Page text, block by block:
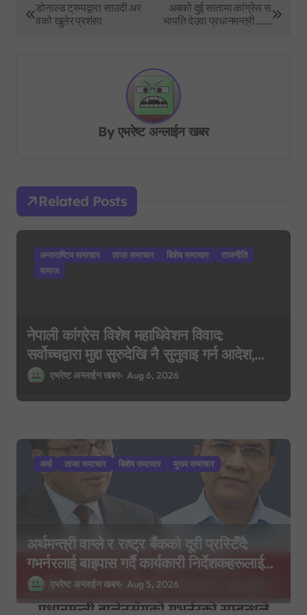
g
t
डोनाल्ड ट्रम्पद्वारा साउदी अर
वको खुलेर प्रशंसा
अबको दुई सातामा कांग्रेस स
भापति देउवा प्रधानमन्त्री……
Byएभरेष्ट अन्लाईन खबर
Related Posts
अन्तराष्टिय समाचार ताजा समाचार बिशेष समाचार
राजनीति
समाज
नेपाली कांग्रेस विशेष महाधिवेशन विवाद:
सर्वोच्चद्वारा मुद्दा सुरुदेखि नै सुनुवाइ गर्न आदेश,
पुरानो फैसला पुनरावलोकन हुने
एभरेष्ट अन्लाईन खबर Aug 6, 2026
अर्थ ताजा समाचार बिशेष समाचार मुख्य समाचार
अर्थमन्त्री वाग्ले र राष्ट्र बैंकको दूरी प्रस्टिँदै:
गभर्नरलाई बाइपास गर्दै कार्यकारी निर्देशकहरूलाई
मन्त्रालय बोलाइयो
एभरेष्ट अन्लाईन खबर Aug 5, 2026